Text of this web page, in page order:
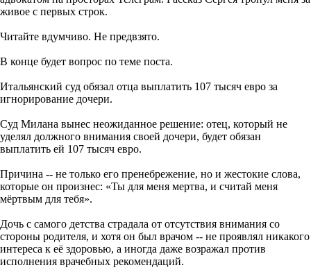
живое с первых строк.
Читайте вдумчиво. Не предвзято.
В конце будет вопрос по теме поста.
Итальянский суд обязал отца выплатить 107 тысяч евро за
игнорирование дочери.
Суд Милана вынес неожиданное решение: отец, который не
уделял должного внимания своей дочери, будет обязан
выплатить ей 107 тысяч евро.
Причина -- не только его пренебрежение, но и жестокие слова,
которые он произнес: «Ты для меня мертва, и считай меня
мёртвым для тебя».
Дочь с самого детства страдала от отсутствия внимания со
стороны родителя, и хотя он был врачом -- не проявлял никакого
интереса к её здоровью, а иногда даже возражал против
исполнения врачебных рекомендаций.